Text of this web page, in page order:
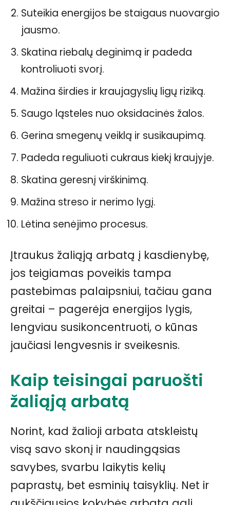
Suteikia energijos be staigaus nuovargio
jausmo.
Skatina riebalų deginimą ir padeda
kontroliuoti svorį.
Mažina širdies ir kraujagyslių ligų riziką.
Saugo ląsteles nuo oksidacinės žalos.
Gerina smegenų veiklą ir susikaupimą.
Padeda reguliuoti cukraus kiekį kraujyje.
Skatina geresnį virškinimą.
Mažina streso ir nerimo lygį.
Lėtina senėjimo procesus.
Įtraukus žaliąją arbatą į kasdienybę,
jos teigiamas poveikis tampa
pastebimas palaipsniui, tačiau gana
greitai – pagerėja energijos lygis,
lengviau susikoncentruoti, o kūnas
jaučiasi lengvesnis ir sveikesnis.
Kaip teisingai paruošti
žaliąją arbatą
Norint, kad žalioji arbata atskleistų
visą savo skonį ir naudingąsias
savybes, svarbu laikytis kelių
paprastų, bet esminių taisyklių. Net ir